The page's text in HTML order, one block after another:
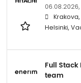
06.08.2026,
Helsinki,
Full
team